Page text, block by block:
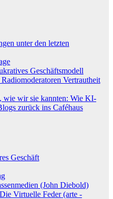
unter den letzten
Geschäftsmodell
Vertrautheit
wie wir sie kannten: Wie KI-
zurück ins Caféhaus
Geschäft
(John Diebold)
Virtuelle Feder (arte -